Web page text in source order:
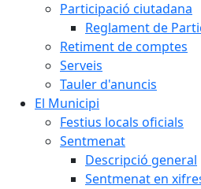
Participació ciutadana
Reglament de
Retiment de comptes
Serveis
Tauler d'anuncis
El Municipi
Festius locals oficials
Sentmenat
Descripció general
Sentmenat en